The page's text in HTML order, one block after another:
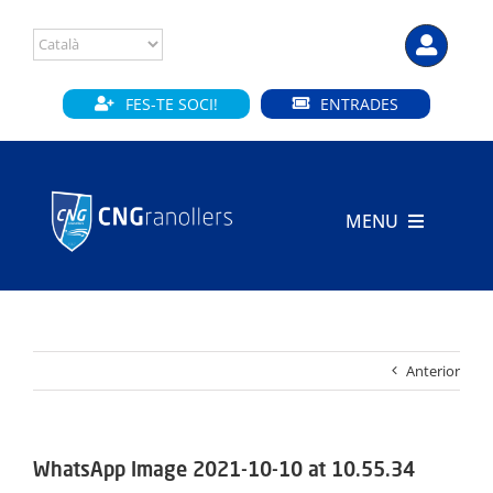
content
FES-TE SOCI! ENTRADES
MENU
SECCIONS
Anterior
WhatsApp Image 2021-10-10 at 10.55.34